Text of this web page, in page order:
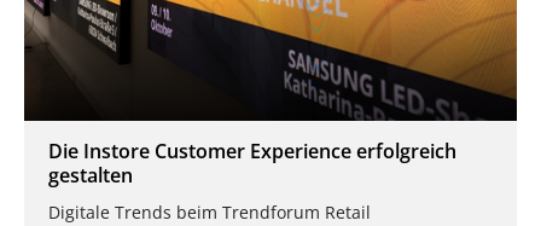
Die Instore Customer Experience erfolgreich
gestalten
Digitale Trends beim Trendforum Retail